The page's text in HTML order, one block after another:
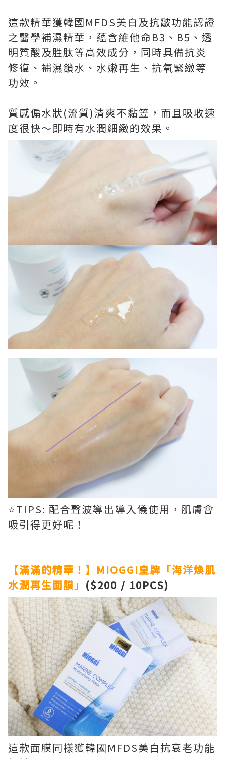
這款精華獲韓國MFDS美白及抗皺功能認證
之醫學補濕精華，蘊含維他命B3、B5、透
明質酸及胜肽等高效成分，同時具備抗炎
修復、補濕鎖水、水嫩再生、抗氧緊緻等
功效。
質感偏水狀(流質)清爽不黏笠，而且吸收速
度很快～即時有水潤細緻的效果。
⭐TIPS: 配合聲波導出導入儀使用，肌膚會
吸引得更好呢！
【滿滿的精華！】MIOGGI皇牌「海洋煥肌
水潤再生面膜」 ($200 / 10PCS)
這款面膜同樣獲韓國MFDS美白抗衰老功能